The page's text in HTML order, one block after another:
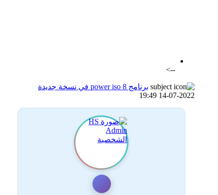
-->
برنامج power iso 8 في نسخة جديدة
14-07-2022 19:49